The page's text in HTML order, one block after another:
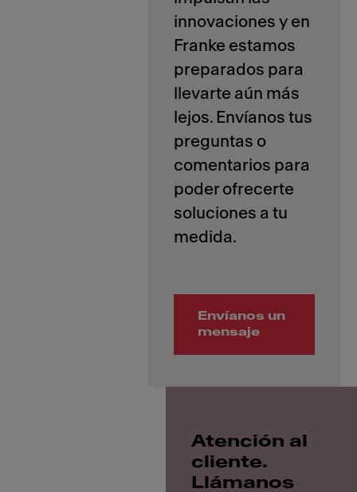
innovaciones y en
Franke estamos
preparados para
llevarte aún más
lejos. Envíanos tus
preguntas o
comentarios para
poder ofrecerte
soluciones a tu
Envíanos un
mensaje
Atención al
cliente.
Llámanos